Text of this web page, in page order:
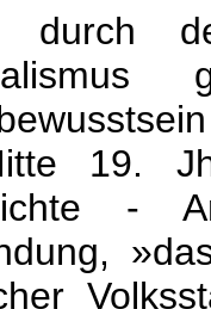
durch
19.
-